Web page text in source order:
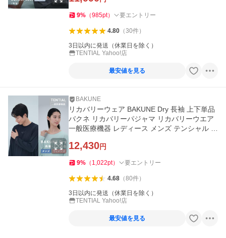
9% （985pt） 要エントリー
4.80（30件）
3日以内に発送（休業日を除く）
TENTIAL Yahoo!店
最安値を見る
BAKUNE
リカバリーウェア BAKUNE Dry 長袖 上下単品
バクネ リカバリーパジャマ リカバリーウエア
一般医療機器 レディース メンズ テンシャル 爆
12,430円
9% （ 1,022pt） 要エントリー
4.68（80件）
3日以内に発送（休業日を除く）
TENTIAL Yahoo!店
最安値を見る